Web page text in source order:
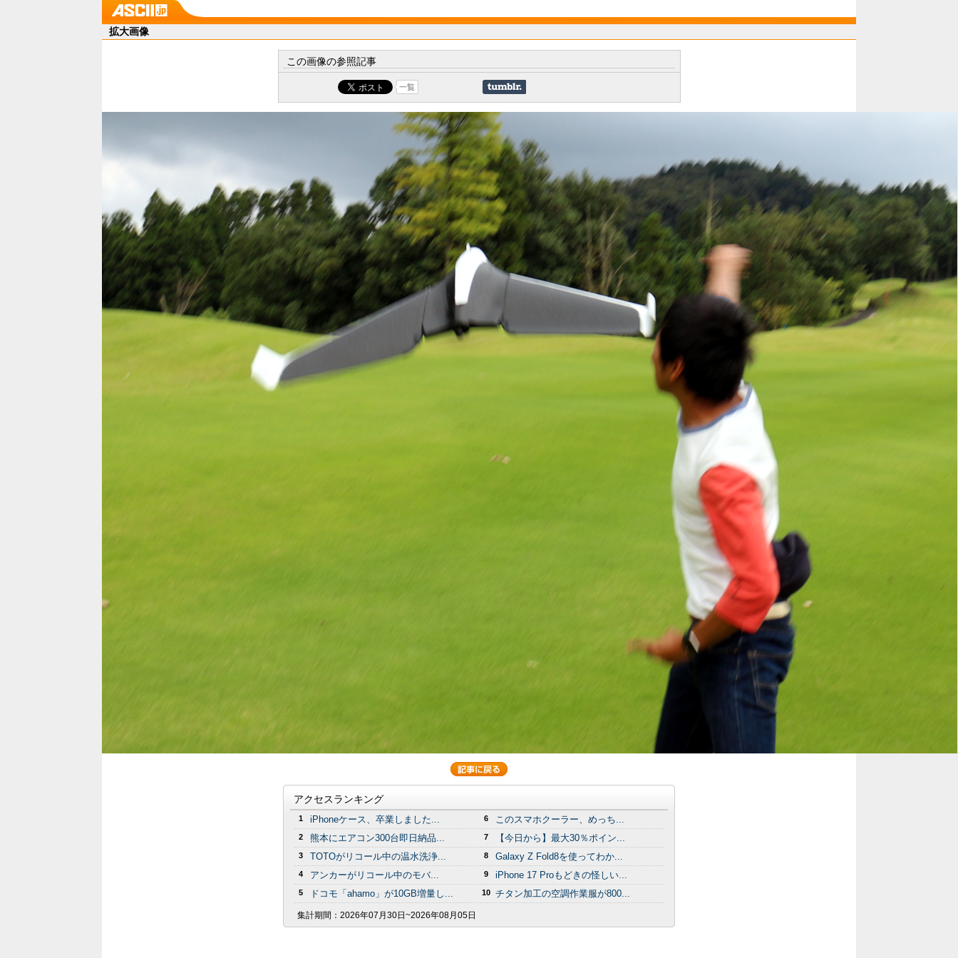
拡大画像
この画像の参照記事
一覧
アクセスランキング
1 iPhoneケース、卒業しました...
2 熊本にエアコン300台即日納品...
3 TOTOがリコール中の温水洗浄...
4 アンカーがリコール中のモバ...
5 ドコモ「ahamo」が10GB増量し...
6 このスマホクーラー、めっち...
7 【今日から】最大30％ポイン...
8 Galaxy Z Fold8を使ってわか...
9 iPhone 17 Proもどきの怪しい...
10 チタン加工の空調作業服が800...
集計期間： 2026年07月30日~2026年08月05日